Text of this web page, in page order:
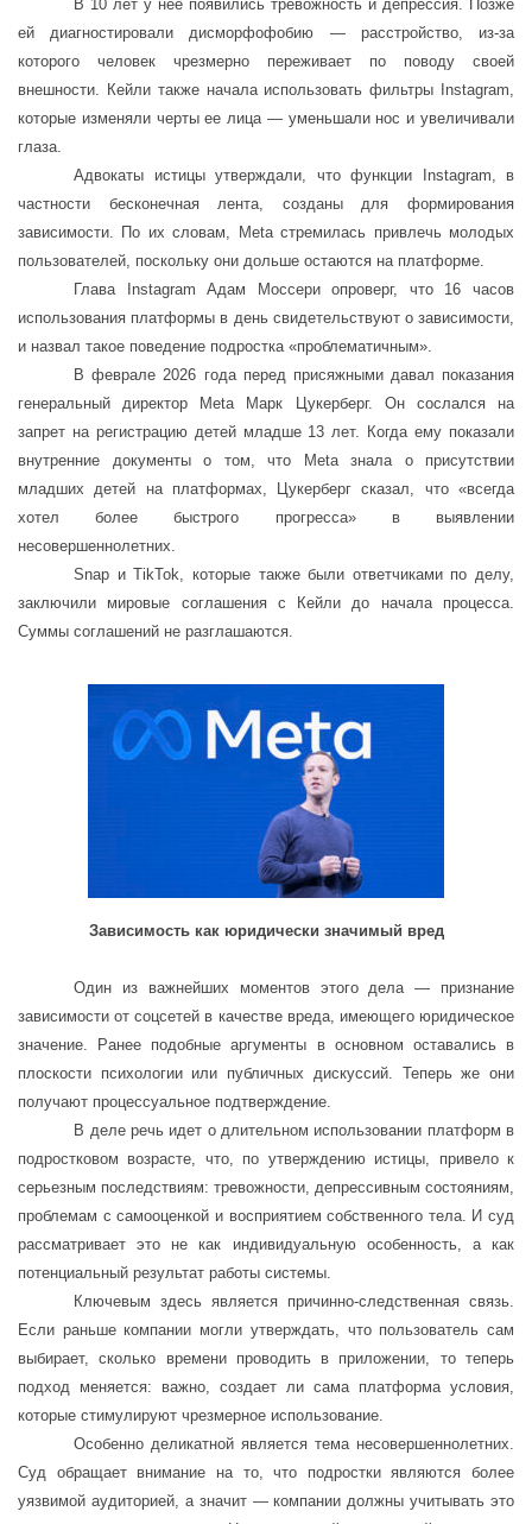
В 10 лет у неё появились тревожность и депрессия. Позже
ей диагностировали дисморфофобию — расстройство, из-за
которого человек чрезмерно переживает по поводу своей
внешности. Кейли также начала использовать фильтры Instagram,
которые изменяли черты ее лица — уменьшали нос и увеличивали
глаза.
Адвокаты истицы утверждали, что функции Instagram, в
частности бесконечная лента, созданы для формирования
зависимости. По их словам, Meta стремилась привлечь молодых
пользователей, поскольку они дольше остаются на платформе.
Глава Instagram Адам Моссери опроверг, что 16 часов
использования платформы в день свидетельствуют о зависимости,
и назвал такое поведение подростка «проблематичным».
В феврале 2026 года перед присяжными давал показания
генеральный директор Meta Марк Цукерберг. Он сослался на
запрет на регистрацию детей младше 13 лет. Когда ему показали
внутренние документы о том, что Meta знала о присутствии
младших детей на платформах, Цукерберг сказал, что «всегда
хотел более быстрого прогресса» в выявлении
несовершеннолетних.
Snap и TikTok, которые также были ответчиками по делу,
заключили мировые соглашения с Кейли до начала процесса.
Суммы соглашений не разглашаются.
Зависимость как юридически значимый вред
Один из важнейших моментов этого дела — признание
зависимости от соцсетей в качестве вреда, имеющего юридическое
значение. Ранее подобные аргументы в основном оставались в
плоскости психологии или публичных дискуссий. Теперь же они
получают процессуальное подтверждение.
В деле речь идет о длительном использовании платформ в
подростковом возрасте, что, по утверждению истицы, привело к
серьезным последствиям: тревожности, депрессивным состояниям,
проблемам с самооценкой и восприятием собственного тела. И суд
рассматривает это не как индивидуальную особенность, а как
потенциальный результат работы системы.
Ключевым здесь является причинно-следственная связь.
Если раньше компании могли утверждать, что пользователь сам
выбирает, сколько времени проводить в приложении, то теперь
подход меняется: важно, создает ли сама платформа условия,
которые стимулируют чрезмерное использование.
Особенно деликатной является тема несовершеннолетних.
Суд обращает внимание на то, что подростки являются более
уязвимой аудиторией, а значит — компании должны учитывать это